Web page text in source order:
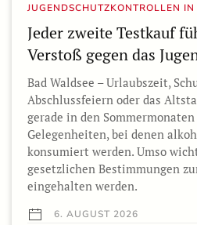
JUGENDSCHUTZKONTROLLEN
Jeder zweite Testkauf
Verstoß gegen das
Bad Waldsee – Urlaubszeit,
Abschlussfeiern oder das
gerade in den
Gelegenheiten, bei denen
konsumiert werden. Umso
gesetzlichen Bestimmungen
eingehalten werden.
6. AUGUST 2026